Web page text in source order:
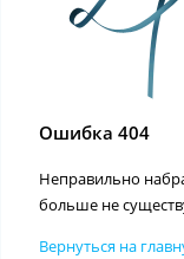
Ошибка 404
Неправильно
больше не
Вернуться на